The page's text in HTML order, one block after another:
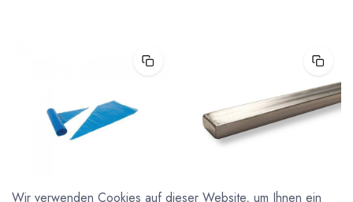
Wir verwenden Cookies auf dieser Website, um Ihnen ein